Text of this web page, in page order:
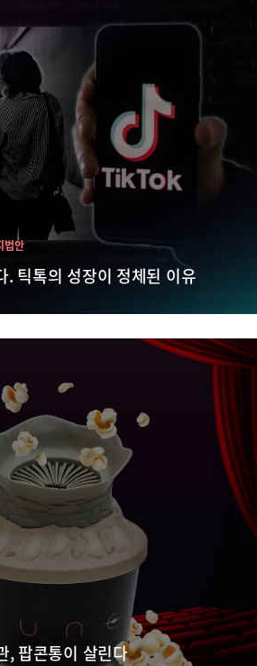
. 틱톡의 성장이 정체된 이유
법안
, 팝콘통이 살린다